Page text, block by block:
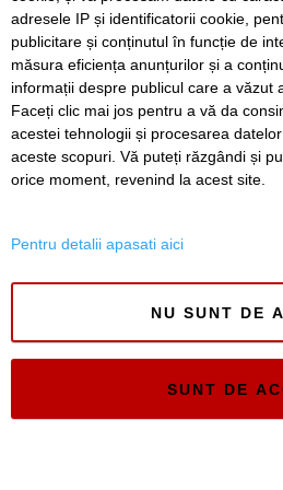
Elev de la „Loga”, medalie de aur
Internațională de Inteligență
SERVICII Redactia
Folosinta
Timiș
adresele IP și identificatorii cookie,
publicitare și conținutul în funcție de
măsura eficiența anunțurilor și a
informații despre publicul care a văzut
Faceți clic mai jos pentru a vă da
acestei tehnologii și procesarea
aceste scopuri. Vă puteți răzgândi și
orice moment, revenind la acest site.
Pentru detalii apasati aici
NU SUNT DE
SUNT DE